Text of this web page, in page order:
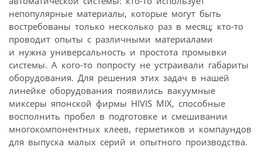
непопулярные материалы, которые могут быть
востребованы только несколько раз в месяц; кто-то
проводит опыты с различными материалами
и нужна универсальность и простота промывки
системы. А кого-то попросту не устраивали габариты
оборудования. Для решения этих задач в нашей
линейке оборудования появились вакуумные
миксеры японской фирмы HIVIS MIX, способные
восполнить пробел в подготовке и смешивании
многокомпонентных клеев, герметиков и компаундов
для выпуска малых серий и опытного производства.